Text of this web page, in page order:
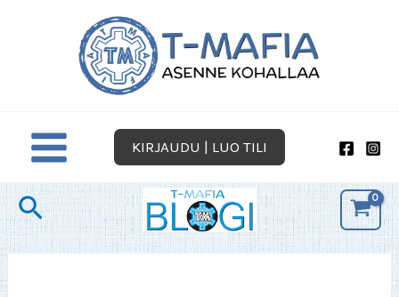
KIRJAUDU | LUO TILI
Hae